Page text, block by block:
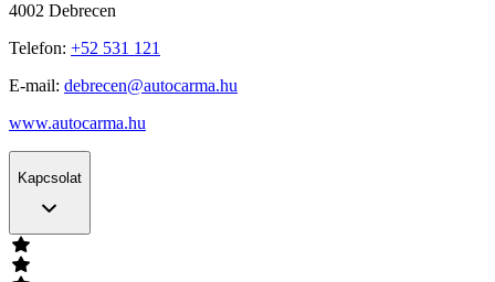
4002 Debrecen
Telefon: +52 531 121
E-mail: debrecen@autocarma.hu
www.autocarma.hu
Kapcsolat